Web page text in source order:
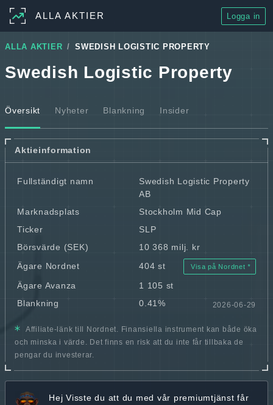
ALLA AKTIER Logga in
ALLA AKTIER SWEDISH LOGISTIC PROPERTY
Swedish Logistic Property
Översikt Nyheter Blankning Insider
Aktieinformation
Fullständigt namn
Swedish Logistic Property
AB
Marknadsplats
Stockholm Mid Cap
Ticker
SLP
Börsvärde (SEK)
10 368 milj. kr
Ägare Nordnet
404 st Visa på Nordnet
Ägare Avanza
1 105 st
Blankning
0.41% 2026-06-29
Affiliate-länk till Nordnet. Finansiella instrument kan både öka
och minska i värde. Det finns en risk att du inte får tillbaka de
pengar du investerar.
Hej Visste du att du med vår premiumtjänst får